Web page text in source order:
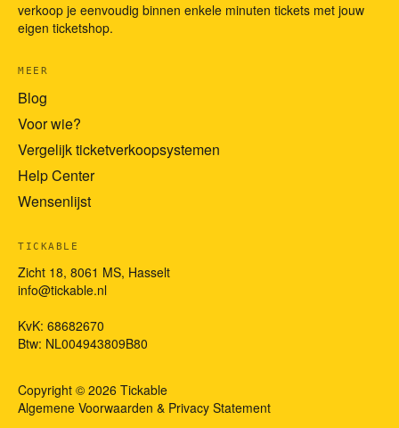
verkoop je eenvoudig binnen enkele minuten tickets met jouw
eigen ticketshop.
MEER
Blog
Voor wie?
Vergelijk ticketverkoopsystemen
Help Center
Wensenlijst
TICKABLE
Zicht 18, 8061 MS, Hasselt
info@tickable.nl
KvK: 68682670
Btw: NL004943809B80
Copyright © 2026 Tickable
Algemene Voorwaarden & Privacy Statement